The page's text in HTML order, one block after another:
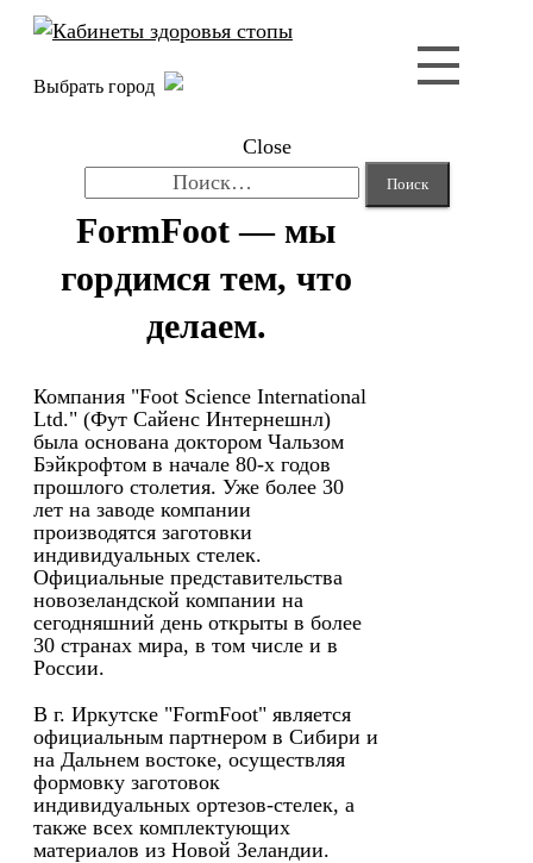
Выбрать город
Close
FormFoot — мы
гордимся тем, что
делаем.
Компания "Foot Science International
Ltd." (Фут Сайенс Интернешнл)
была основана доктором Чальзом
Бэйкрофтом в начале 80-х годов
прошлого столетия. Уже более 30
лет на заводе компании
производятся заготовки
индивидуальных стелек.
Официальные представительства
новозеландской компании на
сегодняшний день открыты в более
30 странах мира, в том числе и в
России.
В г. Иркутске "FormFoot" является
официальным партнером в Сибири и
на Дальнем востоке, осуществляя
формовку заготовок
индивидуальных ортезов-стелек, а
также всех комплектующих
материалов из Новой Зеландии.